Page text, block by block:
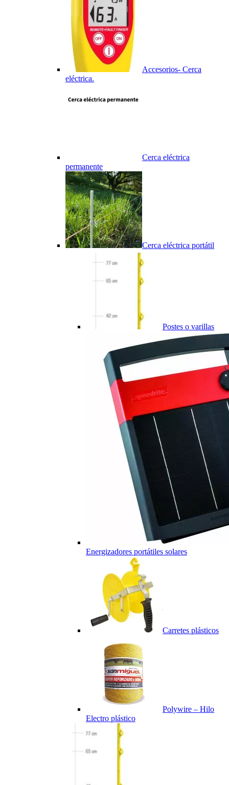
Accesorios- Cerca
eléctrica.
Cerca eléctrica
permanente
Cerca eléctrica portátil
Postes o varillas
Energizadores portátiles solares
Carretes plásticos
Polywire – Hilo
Electro plástico